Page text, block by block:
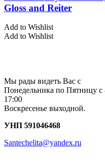
Gloss and Reiter
Add to Wishlist
Add to Wishlist
Мы рады видеть Вас с
Понедельника по Пятницу с
17:00
Воскресенье выходной.
УНП 591046468
Santechelita@yandex.ru